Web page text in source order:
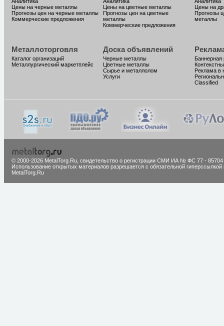
Цены на черные металлы
Прогнозы цен на черные металлы
Коммерческие предложения
Цены на цветные металлы
Прогнозы цен на цветные
металлы
Коммерческие предложения
Цены на
Прогнозы
металлы
Металлоторговля
Каталог организаций
Металлургический маркетплейс
Доска объявлений
Черные металлы
Цветные металлы
Сырье и металлолом
Услуги
Баннерная
Реклама в
Classified
© 2000-2026 MetalTorg.Ru, cвидетельство о регистрации СМИ ИА № ФС 77 - 85704
Использование открытых материалов разрешается с обязательной гиперссылкой
MetalTorg.Ru